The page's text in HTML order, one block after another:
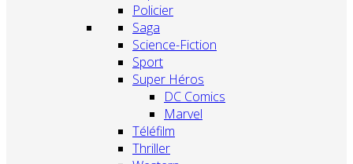
Policier
Saga
Science-Fiction
Sport
Super Héros
DC Comics
Marvel
Téléfilm
Thriller